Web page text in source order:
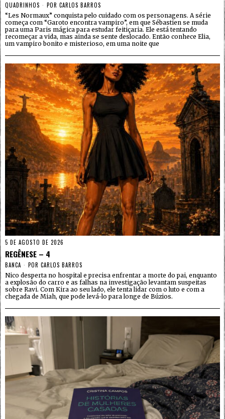
QUADRINHOS POR CARLOS BARROS
“Les Normaux” conquista pelo cuidado com os personagens. A série
começa com “Garoto encontra vampiro”, em que Sébastien se muda
para uma Paris mágica para estudar feitiçaria. Ele está tentando
recomeçar a vida, mas ainda se sente deslocado. Então conhece Elia,
um vampiro bonito e misterioso, em uma noite que
5 DE AGOSTO DE 2026
REGÊNESE – 4
BANCA POR CARLOS BARROS
Nico desperta no hospital e precisa enfrentar a morte do pai, enquanto
a explosão do carro e as falhas na investigação levantam suspeitas
sobre Ravi. Com Kira ao seu lado, ele tenta lidar com o luto e com a
chegada de Miah, que pode levá-lo para longe de Búzios.